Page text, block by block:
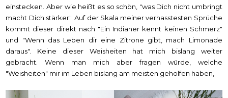
einstecken. Aber wie heißt es so schön, "was Dich nicht umbringt
macht Dich stärker". Auf der Skala meiner verhasstesten Sprüche
kommt dieser direkt nach "Ein Indianer kennt keinen Schmerz"
und "Wenn das Leben dir eine Zitrone gibt, mach Limonade
daraus". Keine dieser Weisheiten hat mich bislang weiter
gebracht. Wenn man mich aber fragen würde, welche
"Weisheiten" mir im Leben bislang am meisten geholfen haben,